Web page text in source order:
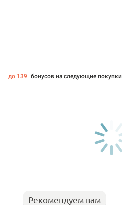
до 139 бонусов на следующие покупки
Рекомендуем вам